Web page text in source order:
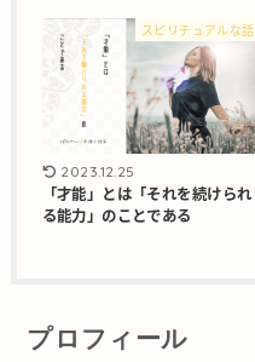
スピリチュアルな話
2023.12.25
「才能」とは「それを続けられ
る能力」のことである
プロフィール